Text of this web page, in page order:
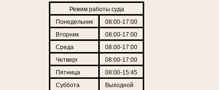
Режим работы суда
Понедельник
08:00-17:00
Вторник
08:00-17:00
Среда
08:00-17:00
Четверг
08:00-17:00
Пятница
08:00-15:45
Суббота
Выходной